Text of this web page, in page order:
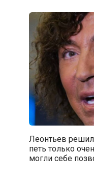
Леонтьев
петь только
могли себе